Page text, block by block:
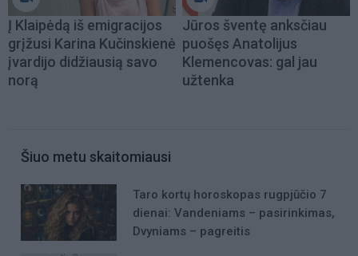
Į Klaipėdą iš emigracijos
grįžusi Karina Kučinskienė
įvardijo didžiausią savo
norą
Jūros šventę anksčiau
puošęs Anatolijus
Klemencovas: gal jau
užtenka
Šiuo metu skaitomiausi
Taro kortų horoskopas rugpjūčio 7
dienai: Vandeniams – pasirinkimas,
Dvyniams – pagreitis